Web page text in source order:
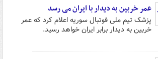
عمر خربین به دیدار با ایران می رسد
پزشک تیم ملی فوتبال سوریه اعلام کرد که عمر
خربین به دیدار برابر ایران خواهد رسید.